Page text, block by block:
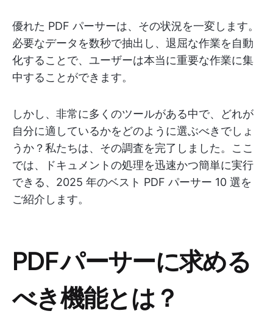
優れた PDF パーサーは、その状況を一変します。
必要なデータを数秒で抽出し、退屈な作業を自動
化することで、ユーザーは本当に重要な作業に集
中することができます。
しかし、非常に多くのツールがある中で、どれが
自分に適しているかをどのように選ぶべきでしょ
うか？私たちは、その調査を完了しました。ここ
では、ドキュメントの処理を迅速かつ簡単に実行
できる、2025 年のベスト PDF パーサー 10 選を
ご紹介します。
PDF パーサーに求める
べき機能とは？